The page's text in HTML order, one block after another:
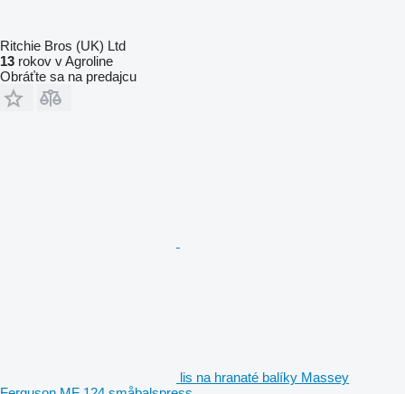
Ritchie Bros (UK) Ltd
13 rokov v Agroline
Obráťte sa na predajcu
lis na hranaté balíky Massey